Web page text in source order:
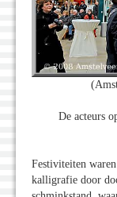
De acteurs
Festiviteiten
kalligrafie door